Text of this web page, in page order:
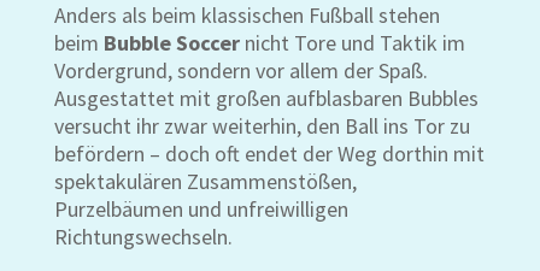
Anders als beim klassischen Fußball stehen
beim Bubble Soccernicht Tore und Taktik im
Vordergrund, sondern vor allem der Spaß.
Ausgestattet mit großen aufblasbaren Bubbles
versucht ihr zwar weiterhin, den Ball ins Tor zu
befördern – doch oft endet der Weg dorthin mit
spektakulären Zusammenstößen,
Purzelbäumen und unfreiwilligen
Richtungswechseln.